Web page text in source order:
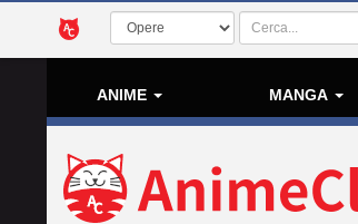
ANIME MANGA